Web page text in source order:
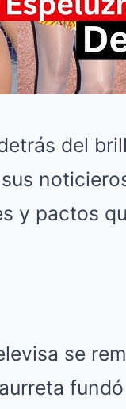
del
y pactos
se
fundó